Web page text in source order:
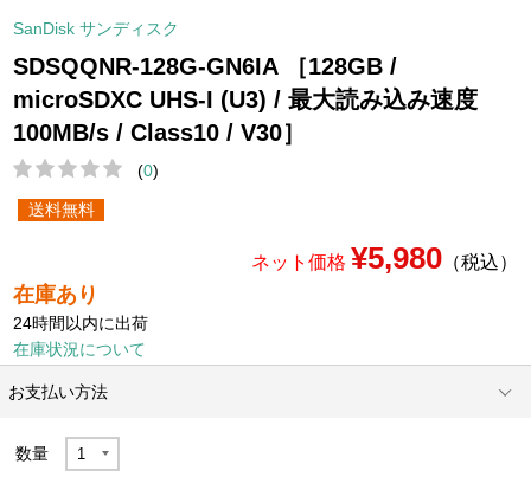
SanDisk サンディスク
SDSQQNR-128G-GN6IA ［128GB /
microSDXC UHS-I (U3) / 最大読み込み速度
100MB/s / Class10 / V30］
(0)
送料無料
ネット価格 ¥5,980（税込）
在庫あり
24時間以内に出荷
在庫状況について
お支払い方法
数量